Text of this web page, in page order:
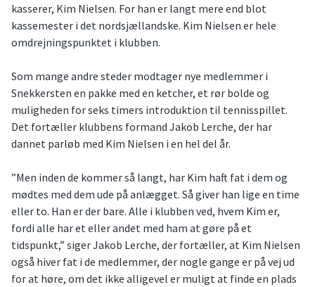
kasserer, Kim Nielsen. For han er langt mere end blot
kassemester i det nordsjællandske. Kim Nielsen er hele
omdrejningspunktet i klubben.
Som mange andre steder modtager nye medlemmer i
Snekkersten en pakke med en ketcher, et rør bolde og
muligheden for seks timers introduktion til tennisspillet.
Det fortæller klubbens formand Jakob Lerche, der har
dannet parløb med Kim Nielsen i en hel del år.
”Men inden de kommer så langt, har Kim haft fat i dem og
mødtes med dem ude på anlægget. Så giver han lige en time
eller to. Han er der bare. Alle i klubben ved, hvem Kim er,
fordi alle har et eller andet med ham at gøre på et
tidspunkt,” siger Jakob Lerche, der fortæller, at Kim Nielsen
også hiver fat i de medlemmer, der nogle gange er på vej ud
for at høre, om det ikke alligevel er muligt at finde en plads